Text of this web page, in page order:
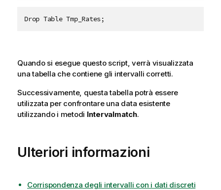
Drop Table Tmp_Rates;
Quando si esegue questo script, verrà visualizzata
una tabella che contiene gli intervalli corretti.
Successivamente, questa tabella potrà essere
utilizzata per confrontare una data esistente
utilizzando i metodi Intervalmatch.
Ulteriori informazioni
Corrispondenza degli intervalli con i dati discreti